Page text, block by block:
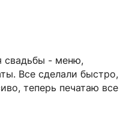
свадьбы - меню,
Все сделали быстро,
теперь печатаю все